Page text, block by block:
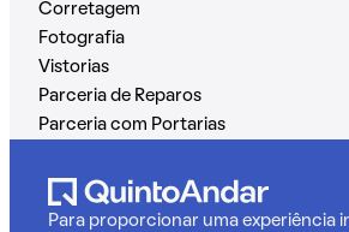
Corretagem
Fotografia
Vistorias
Parceria de Reparos
Parceria com Portarias
Para proporcionar uma experiência